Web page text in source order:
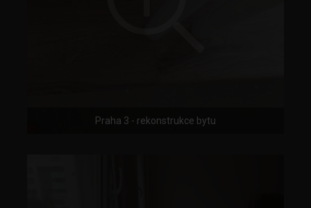
Praha 3 - rekonstrukce bytu